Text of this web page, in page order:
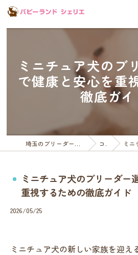
ミニチュア犬のブ
で健康と安心を重
徹底ガイ
埼玉のブリーダーならパピーランドシェリエ コラム ミニチュ
ミニチュア犬のブリーダー
重視するための徹底ガイド
2026/05/25
ミニチュア犬の新しい家族を迎え